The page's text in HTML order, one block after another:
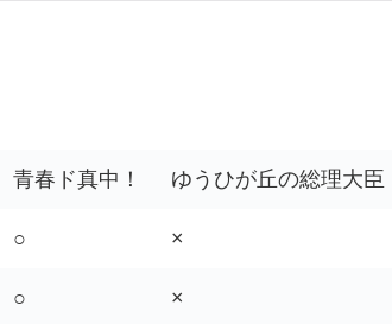
青春ド真中！ ゆうひが丘の総理大臣
○ ×
○ ×